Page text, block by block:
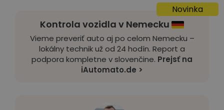
Novinka
Kontrola vozidla v Nemecku
Vieme preveriť auto aj po celom Nemecku –
lokálny technik už od 24 hodín. Report a
podpora kompletne v slovenčine. Prejsť na
iAutomato.de >